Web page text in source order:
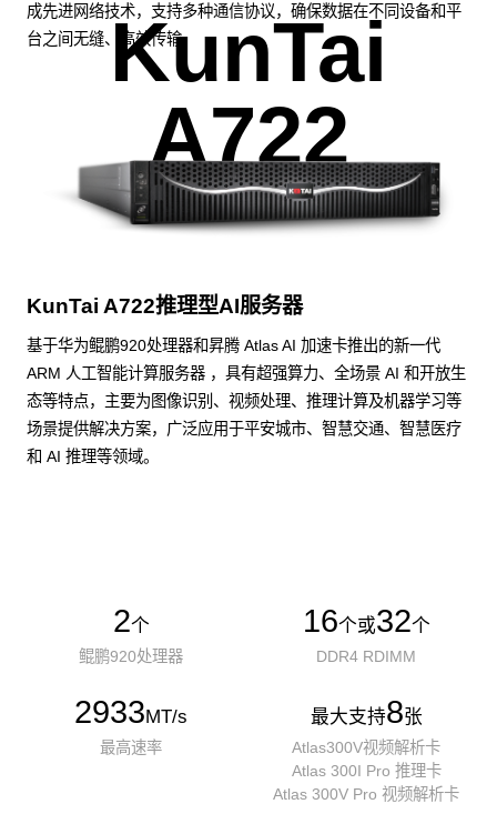
成先进网络技术，支持多种通信协议，确保数据在不同设备和平
台之间无缝、高效传输。KunTai
A722
KunTai A722推理型AI服务器
基于华为鲲鹏920处理器和昇腾 Atlas AI 加速卡推出的新一代
ARM 人工智能计算服务器 ，具有超强算力、全场景 AI 和开放生
态等特点，主要为图像识别、视频处理、推理计算及机器学习等
场景提供解决方案，广泛应用于平安城市、智慧交通、智慧医疗
和 AI 推理等领域。
2个
鲲鹏920处理器
16个或32个
DDR4 RDIMM
2933MT/s
最高速率
最大支持8张
Atlas300V视频解析卡
Atlas 300I Pro 推理卡
Atlas 300V Pro 视频解析卡